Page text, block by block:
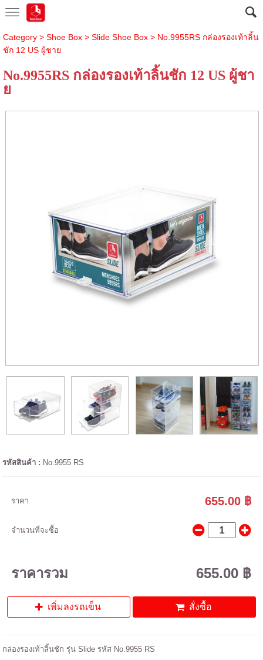
Category> Shoe Box> Slide Shoe Box> No.9955RS กล่องรองเท้าลิ้น
ชัก 12 US ผู้ชาย
No.9955RS กล่องรองเท้าลิ้นชัก 12 US ผู้ชา
ย
รหัสสินค้า : No.9955 RS
ราคา 655.00 ฿
จำนวนที่จะซื้อ
ราคารวม 655.00 ฿
เพิ่มลงรถเข็น สั่งซื้อ
กล่องรองเท้าลิ้นชัก รุ่น Slide รหัส No.9955 RS